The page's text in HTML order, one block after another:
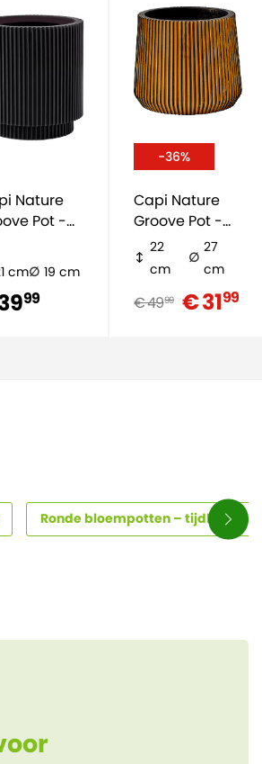
Nature
Pot -
cm 19 cm
99
-36%
Capi Nature
Groove Pot -
Goud
22
cm
27
cm
€ 4999 € 3199
Ronde bloempotten – tijdloze